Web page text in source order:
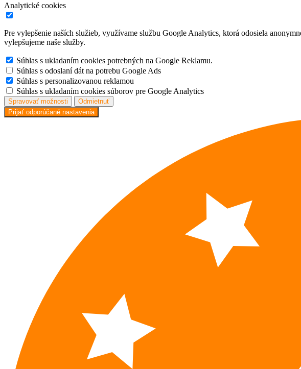
Analytické cookies
Pre vylepšenie naších služieb, využívame službu Google Analytics, ktorá odosiela
vylepšujeme naše služby.
Súhlas s ukladaním cookies potrebných na Google Reklamu.
Súhlas s odoslaní dát na potrebu Google Ads
Súhlas s personalizovanou reklamou
Súhlas s ukladaním cookies súborov pre Google Analytics
Spravovať možnosti
Odmietnuť
Prijať odporúčané nastavenia